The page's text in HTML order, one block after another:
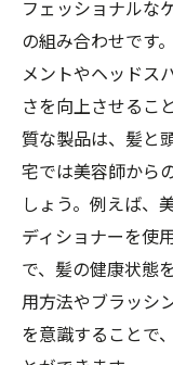
フェッショナルな
の組み合わせです
メントやヘッドス
さを向上させるこ
質な製品は、髪と
宅では美容師から
しょう。例えば、
ディショナーを使
で、髪の健康状態
用方法やブラッシ
を意識することで